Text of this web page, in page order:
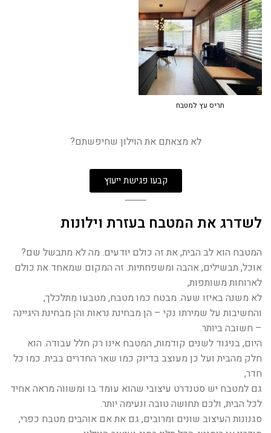
תריס עץ למטבח
לא מצאתם את הוילון שחיפשתם?
קבעו פגישת ייעוץ
לשדרג את המטבח בעזרת וילונות
המטבח הוא לב הבית, את זה כולם יודעים. מה לא מתבשל שם?
אוכל, תבשילים, אהבה ומשפחתיות. זה המקום שמאחד את כולם
לארוחות משותפות,
לא משנה באיזו שעה. מבטח כמו מטבח, מטבעו מתלכלך,
והחשיבות על שמירתו נקי – הן מבחינת נראות והן מבחינת היגיינה
– חשובה ביותר.
היום, בניגוד לשנים קודמות, המטבח אינו רק חלל עבודה. הוא
חלק מהבית ועל כן מעוצב בדיוק כמו שאר החדרים בבית. כמו כל
חדר,
גם למטבח יש סטנדרט עיצובי שהוא עומד בו ומשווה מראה אחיד
לכל הבית, ולכם תחושה טובה ונעימה יותר.
סגנונות העיצוב שונים ומרובים, גם את אם אוהבים מטבח כפרי,